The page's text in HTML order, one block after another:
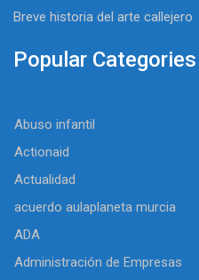
Breve historia del arte callejero
Popular Categories
Abuso infantil
Actionaid
Actualidad
acuerdo aulaplaneta murcia
ADA
Administración de Empresas